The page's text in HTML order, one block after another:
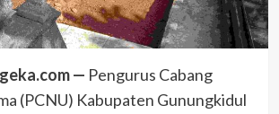
— Pengurus Cabang
(PCNU) Kabupaten Gunungkidul